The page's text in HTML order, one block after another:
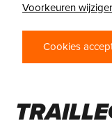
ASICS
Voorkeuren
Cookies